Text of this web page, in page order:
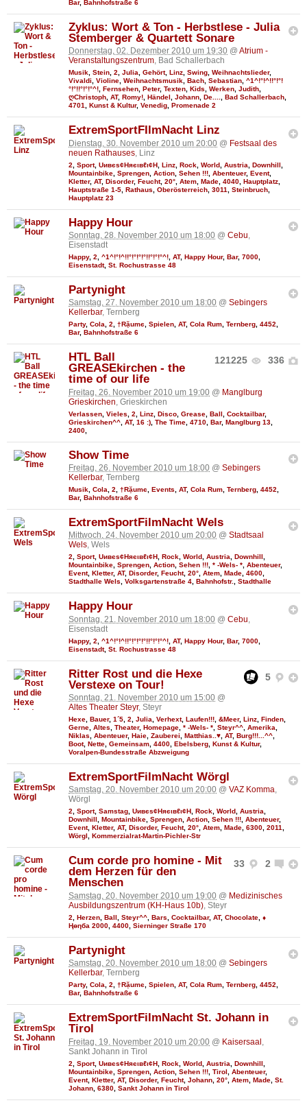
Bar, Bahnhofstraße 6
Zyklus: Wort & Ton - Herbstlese - Julia
Stemberger & Quartett Sonare
Donnerstag, 02. Dezember 2010 um 19:30 @ Atrium -
Veranstaltungszentrum, Bad Schallerbach
Musik, Stein, 2, Julia, Gehört, Linz, Swing, Weihnachtslieder,
Vivaldi, Violine, Weihnachtsmusik, Bach, Sebastian, ^1^!°!^!!°!°!
°!°!!°!°!°^!, Fernsehen, Peter, Texten, Kids, Werken, Judith,
ღChristoph, AT, Romy!, Händel, Johann, De...., Bad Schallerbach,
4701, Kunst & Kultur, Venedig, Promenade 2
ExtremSportFIlmNacht Linz
Dienstag, 30. November 2010 um 20:00 @ Festsaal des
neuen Rathauses , Linz
2 Sport, Uивєs¢Няєιвℓι¢Н Linz Rock World Austria Downhill
Mountainbike Sprengen Action Sehen !!! Abenteuer, Event,
Kletter, AT, Disorder, Feucht, 20° Atem Made 4040 Hauptplatz
Hauptstraße 1-5 Rathaus Oberösterreich 3011 Steinbruch
Hauptplatz 23
Happy Hour
Sonntag, 28. November 2010 um 18:00 @ Cebu,
Eisenstadt
Happy, 2 ^1^!°!^!!°!°!°!°!!°!°!°^! AT, Happy Hour, Bar, 7000
Eisenstadt, St. Rochustrasse 48
Partynight
Samstag, 27. November 2010 um 18:00 @ Sebingers
Kellerbar, Ternberg
Party, Cola, 2, †Rặumє, Spielen, AT, Cola Rum, Ternberg, 4452,
Bar, Bahnhofstraße 6
121225 336
HTL Ball
GREASEkirchen - the
time of our life
Freitag, 26. November 2010 um 19:00 @ Manglburg
Grieskirchen , Grieskirchen
Verlassen Vieles 2 Linz Disco Grease Ball Cocktailbar,
Grieskirchen^^ AT, 16 :) The Time 4710 Bar, Manglburg 13
2400
Show Time
Freitag, 26. November 2010 um 18:00 @ Sebingers
Kellerbar, Ternberg
Musik Cola 2 †Rặumє Events AT, Cola Rum Ternberg 4452
Bar, Bahnhofstraße 6
ExtremSportFilmNacht Wels
Mittwoch, 24. November 2010 um 20:00 @ Stadtsaal
Wels, Wels
2, Sport, Uивєs¢Няєιвℓι¢Н, Rock, World, Austria, Downhill ,
Mountainbike, Sprengen, Action, Sehen !!!, * -Wels- *, Abenteuer,
Event, Kletter, AT, Disorder, Feucht, 20°, Atem, Made, 4600,
Stadthalle Wels, Volksgartenstraße 4, Bahnhofstr., Stadthalle
Happy Hour
Sonntag, 21. November 2010 um 18:00 @ Cebu
Eisenstadt
Happy, 2 ^1^!°!^!!°!°!°!°!!°!°!°^! AT, Happy Hour, Bar, 7000
Eisenstadt, St. Rochustrasse 48
5
Ritter Rost und die Hexe
Verstexe on Tour!
Sonntag, 21. November 2010 um 15:00 @
Altes Theater Steyr, Steyr
Hexe Bauer, 1´5 2 Julia Verhext, Laufen!!! &Meer, Linz Finden
Gerne Altes Theater, Homepage * -Wels- * Steyr^^ Amerika
Niklas
Abenteuer, Haie Zauberei Matthias..♥ AT, Burg!!!...^^
Boot, Nette Gemeinsam 4400 Ebelsberg Kunst & Kultur,
Voralpen-Bundesstraße Abzweigung
ExtremSportFilmNacht Wörgl
Samstag, 20. November 2010 um 20:00 @ VAZ Komma,
Wörgl
2, Sport, Samstag, Uивєs¢Няєιвℓι¢Н, Rock, World, Austria,
Downhill , Mountainbike, Sprengen, Action, Sehen !!!, Abenteuer,
Event, Kletter, AT, Disorder, Feucht, 20°, Atem, Made, 6300, 2011,
Wörgl , Kommerzialrat-Martin-Pichler-Str
33 2
Cum corde pro homine - Mit
dem Herzen für den
Menschen
Samstag, 20. November 2010 um 19:00 @ Medizinisches
Ausbildungszentrum (KH-Haus 10b) , Steyr
2 Herzen Ball Steyr^^ Bars Cocktailbar, AT, Chocolate ♦
Ңөηба 2000 4400 Sierninger Straße 170
Partynight
Samstag, 20. November 2010 um 18:00 @ Sebingers
Kellerbar, Ternberg
Party, Cola 2 †Rặumє Spielen AT, Cola Rum Ternberg 4452
Bar, Bahnhofstraße 6
ExtremSportFilmNacht St. Johann in
Tirol
Freitag, 19. November 2010 um 20:00 @ Kaisersaal
Sankt Johann in Tirol
2 Sport, Uивєs¢Няєιвℓι¢Н Rock World Austria Downhill
Mountainbike Sprengen Action Sehen !!! Tirol Abenteuer,
Event, Kletter, AT, Disorder, Feucht, Johann 20° Atem Made St.
Johann 6380 Sankt Johann in Tirol